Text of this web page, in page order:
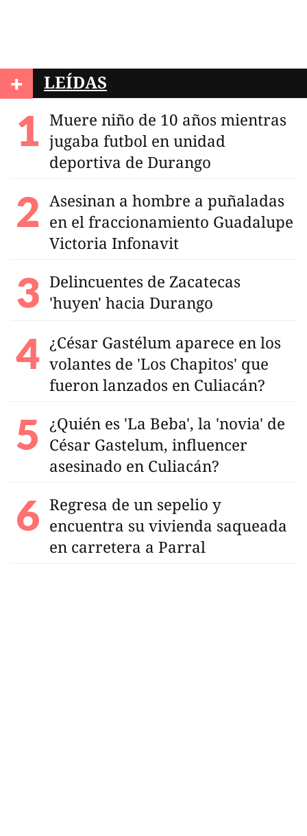
+ LEÍDAS
Muere niño de 10 años mientras
jugaba futbol en unidad
deportiva de Durango
Asesinan a hombre a puñaladas
en el fraccionamiento Guadalupe
Victoria Infonavit
Delincuentes de Zacatecas
'huyen' hacia Durango
¿César Gastélum aparece en los
volantes de 'Los Chapitos' que
fueron lanzados en Culiacán?
¿Quién es 'La Beba', la 'novia' de
César Gastelum, influencer
asesinado en Culiacán?
Regresa de un sepelio y
encuentra su vivienda saqueada
en carretera a Parral